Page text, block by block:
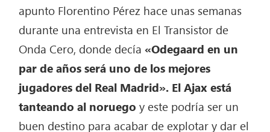
apunto Florentino Pérez hace unas semanas
durante una entrevista en El Transistor de
Onda Cero, donde decía «Odegaard en un
par de años será uno de los mejores
jugadores del Real Madrid». El Ajax está
tanteando al noruego y este podría ser un
buen destino para acabar de explotar y dar el